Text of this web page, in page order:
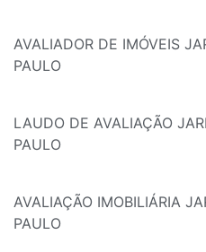
AVALIADOR DE IMÓVEIS
PAULO
LAUDO DE AVALIAÇÃO
PAULO
AVALIAÇÃO IMOBILIÁRIA
PAULO